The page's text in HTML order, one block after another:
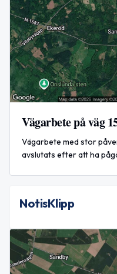
Vägarbete på väg
Vägarbete med stor
avslutats efter att ha
NotisKlipp